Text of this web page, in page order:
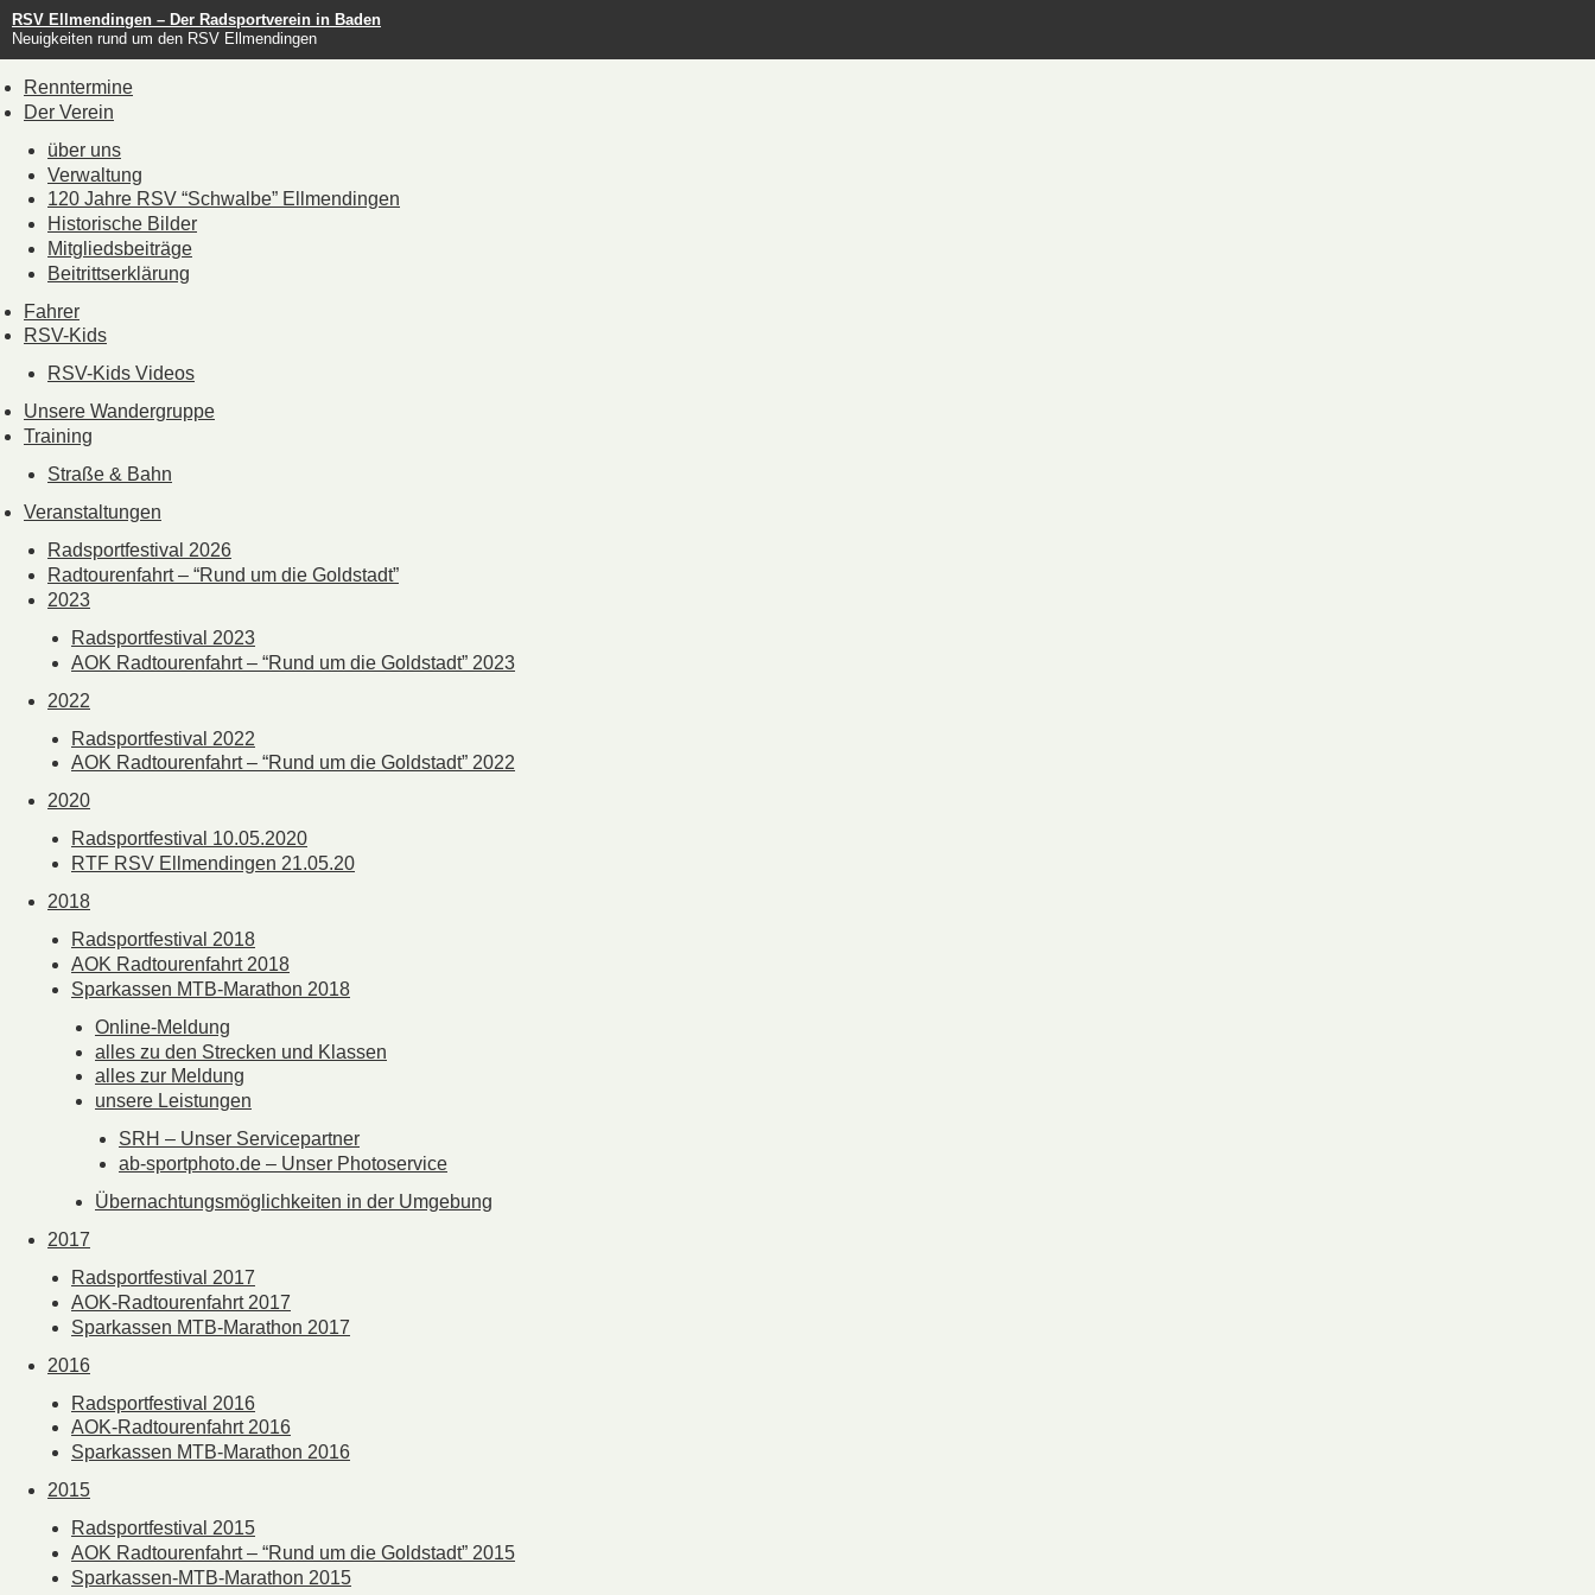
RSV Ellmendingen – Der Radsportverein in Baden
Neuigkeiten rund um den RSV Ellmendingen
Renntermine
Der Verein
über uns
Verwaltung
120 Jahre RSV “Schwalbe” Ellmendingen
Historische Bilder
Mitgliedsbeiträge
Beitrittserklärung
Fahrer
RSV-Kids
RSV-Kids Videos
Unsere Wandergruppe
Training
Straße & Bahn
Veranstaltungen
Radsportfestival 2026
Radtourenfahrt – “Rund um die Goldstadt”
2023
Radsportfestival 2023
AOK Radtourenfahrt – “Rund um die Goldstadt” 2023
2022
Radsportfestival 2022
AOK Radtourenfahrt – “Rund um die Goldstadt” 2022
2020
Radsportfestival 10.05.2020
RTF RSV Ellmendingen 21.05.20
2018
Radsportfestival 2018
AOK Radtourenfahrt 2018
Sparkassen MTB-Marathon 2018
Online-Meldung
alles zu den Strecken und Klassen
alles zur Meldung
unsere Leistungen
SRH – Unser Servicepartner
ab-sportphoto.de – Unser Photoservice
Übernachtungsmöglichkeiten in der Umgebung
2017
Radsportfestival 2017
AOK-Radtourenfahrt 2017
Sparkassen MTB-Marathon 2017
2016
Radsportfestival 2016
AOK-Radtourenfahrt 2016
Sparkassen MTB-Marathon 2016
2015
Radsportfestival 2015
AOK Radtourenfahrt – “Rund um die Goldstadt” 2015
Sparkassen-MTB-Marathon 2015